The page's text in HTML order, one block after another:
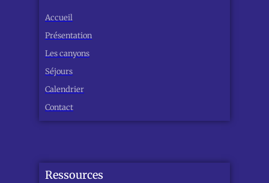
Accueil
Présentation
Les canyons
Séjours
Calendrier
Contact
Ressources